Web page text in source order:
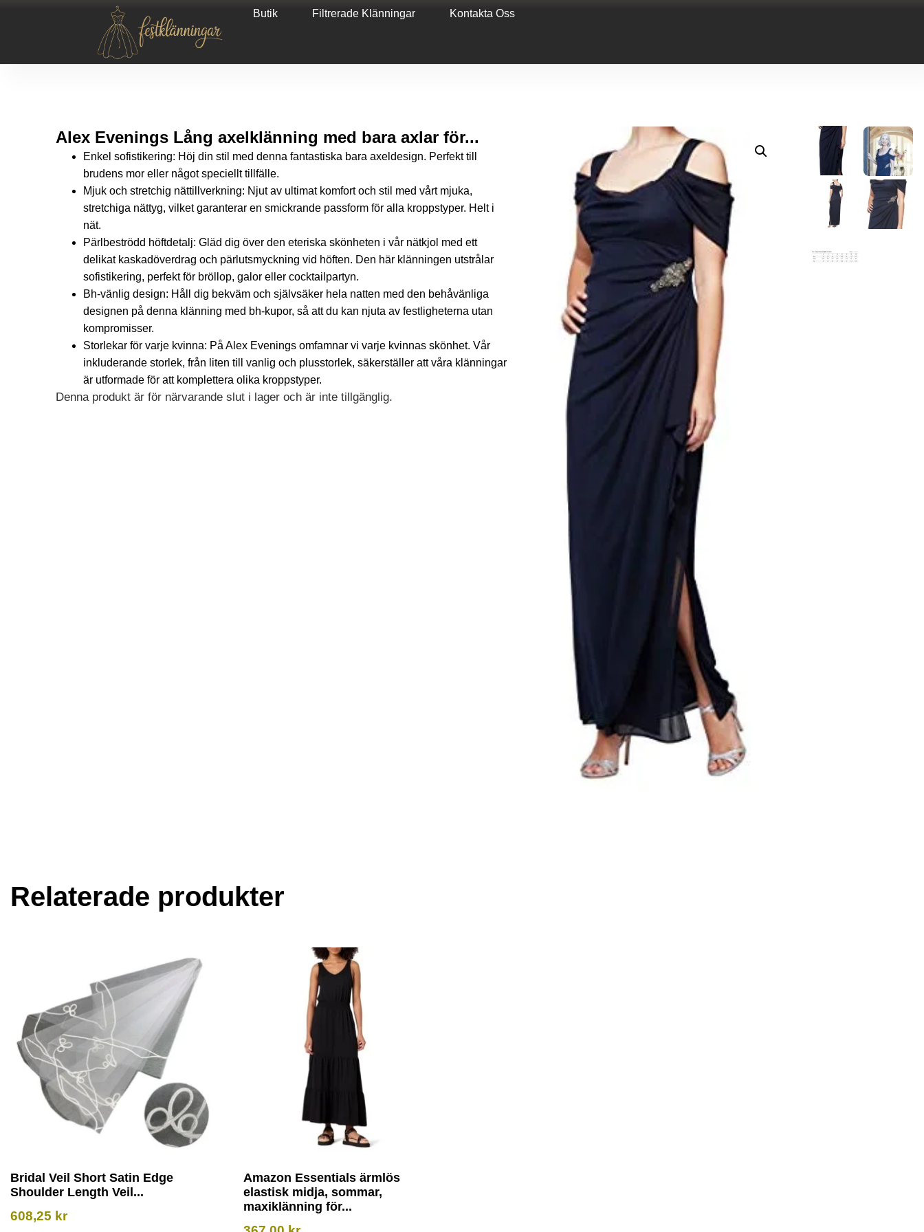
Butik Filtrerade Klänningar Kontakta Oss
Alex Evenings Lång axelklänning med bara axlar för...
Enkel sofistikering: Höj din stil med denna fantastiska bara axeldesign. Perfekt till
brudens mor eller något speciellt tillfälle.
Mjuk och stretchig nättillverkning: Njut av ultimat komfort och stil med vårt mjuka,
stretchiga nättyg, vilket garanterar en smickrande passform för alla kroppstyper. Helt i
nät.
Pärlbeströdd höftdetalj: Gläd dig över den eteriska skönheten i vår nätkjol med ett
delikat kaskadöverdrag och pärlutsmyckning vid höften. Den här klänningen utstrålar
sofistikering, perfekt för bröllop, galor eller cocktailpartyn.
Bh-vänlig design: Håll dig bekväm och självsäker hela natten med den behåvänliga
designen på denna klänning med bh-kupor, så att du kan njuta av festligheterna utan
kompromisser.
Storlekar för varje kvinna: På Alex Evenings omfamnar vi varje kvinnas skönhet. Vår
inkluderande storlek, från liten till vanlig och plusstorlek, säkerställer att våra klänningar
är utformade för att komplettera olika kroppstyper.
Denna produkt är för närvarande slut i lager och är inte tillgänglig.
Relaterade produkter
Bridal Veil Short Satin Edge
Shoulder Length Veil...
608,25 kr
Amazon Essentials ärmlös
elastisk midja, sommar,
maxiklänning för...